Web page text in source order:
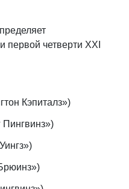
первой четверти XXI
Кэпиталз»)
Пингвинз»)